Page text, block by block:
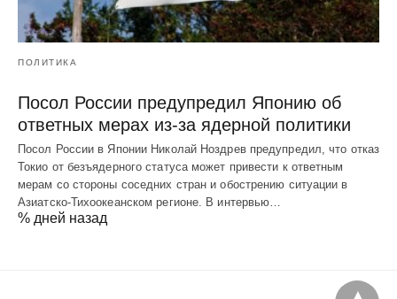
ПОЛИТИКА
Посол России предупредил Японию об
ответных мерах из-за ядерной политики
Посол России в Японии Николай Ноздрев предупредил, что отказ
Токио от безъядерного статуса может привести к ответным
мерам со стороны соседних стран и обострению ситуации в
Азиатско-Тихоокеанском регионе. В интервью…
% дней назад